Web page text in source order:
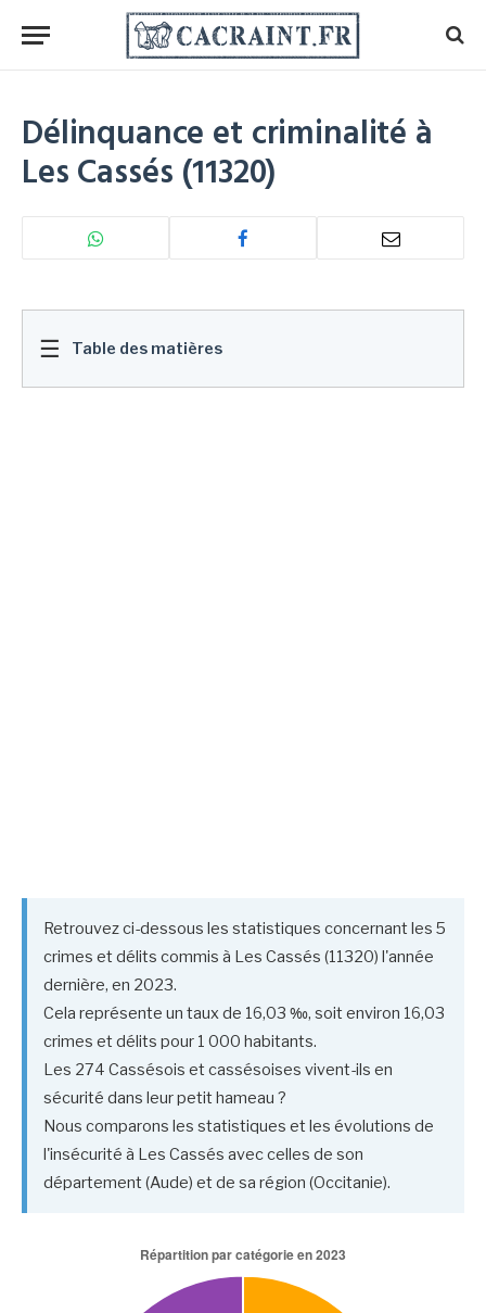
Délinquance et criminalité à
Les Cassés (11320)
☰ Table des matières
Retrouvez ci-dessous les statistiques concernant les 5
crimes et délits commis à Les Cassés (11320) l'année
dernière, en 2023.
Cela représente un taux de 16,03 ‰, soit environ 16,03
crimes et délits pour 1 000 habitants.
Les 274 Cassésois et cassésoises vivent-ils en
sécurité dans leur petit hameau ?
Nous comparons les statistiques et les évolutions de
l'insécurité à Les Cassés avec celles de son
département (Aude) et de sa région (Occitanie).